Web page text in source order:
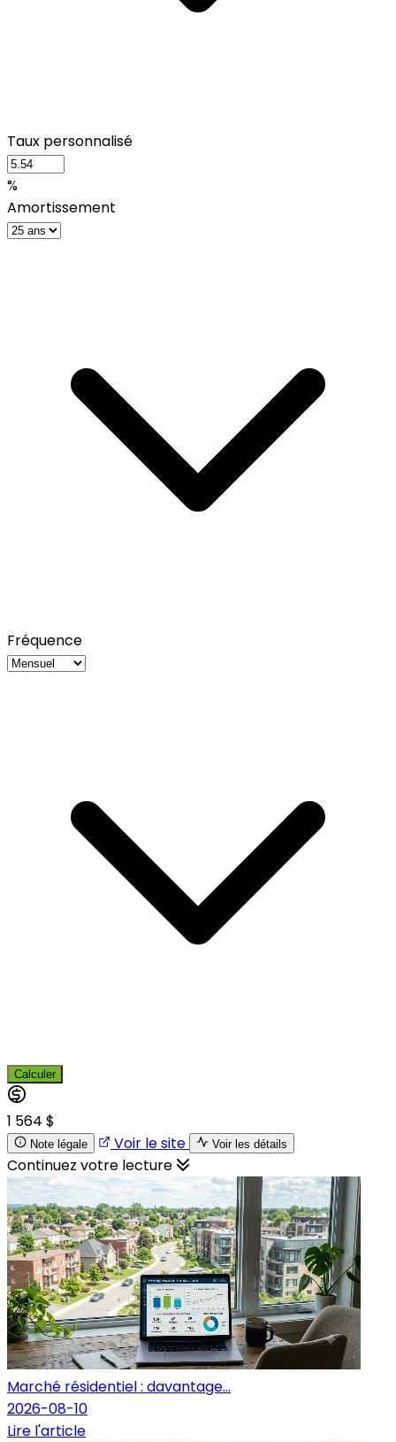
Taux personnalisé
%
Amortissement
Fréquence
Calculer
1 564 $
Note légale Voir le site Voir les détails
Continuez votre lecture
Marché résidentiel : davantage...
2026-08-10
Lire l'article